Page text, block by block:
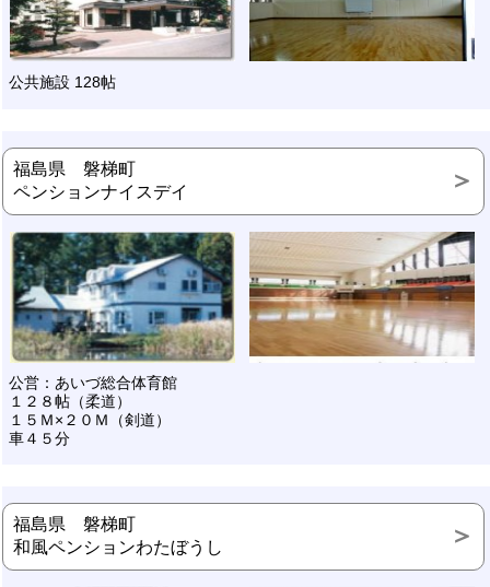
公共施設 128帖
福島県 磐梯町
ペンションナイスデイ
公営：あいづ総合体育館
１２８帖（柔道）
１５Ｍ×２０Ｍ（剣道）
車４５分
福島県 磐梯町
和風ペンションわたぼうし